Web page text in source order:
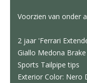
Voorzien van onder
2 jaar 'Ferrari
Giallo Medona
Sports Tailpipe tips
Exterior Color: Nero